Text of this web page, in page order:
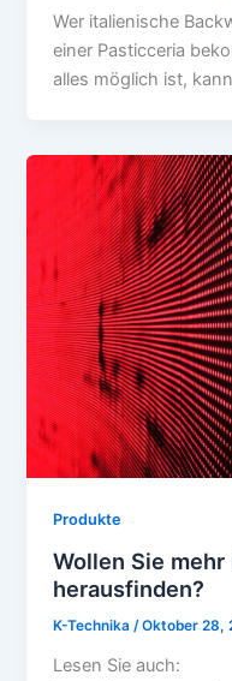
Wer italienische
einer Pasticceria
alles möglich ist,
Produkte
Wollen Sie mehr
herausfinden?
K-Technika /Oktober 28,
Lesen Sie auch: